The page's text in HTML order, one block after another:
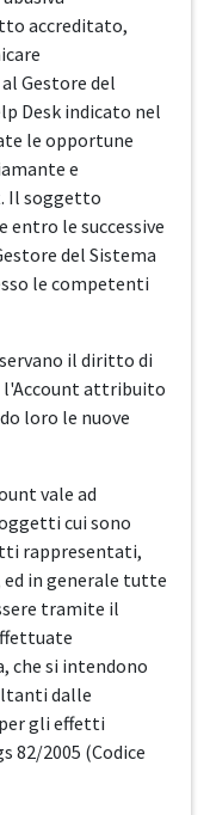
accreditato,
Gestore del
Desk indicato nel
le opportune
e
Il soggetto
entro le successive
del Sistema
le competenti
il diritto di
l'Account attribuito
loro le nuove
vale ad
cui sono
rappresentati,
in generale tutte
tramite il
che si intendono
dalle
gli effetti
82/2005 (Codice